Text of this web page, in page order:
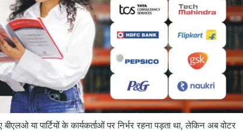
या पार्टियों के कार्यकर्ताओं पर निर्भर रहना पड़ता था, लेकिन अब वोटर